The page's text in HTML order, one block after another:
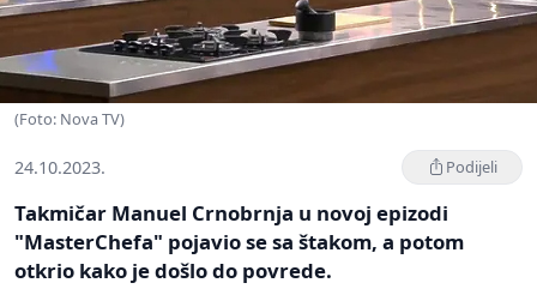
(Foto: Nova TV)
24.10.2023. Podijeli
Takmičar Manuel Crnobrnja u novoj epizodi
"MasterChefa" pojavio se sa štakom, a potom
otkrio kako je došlo do povrede.